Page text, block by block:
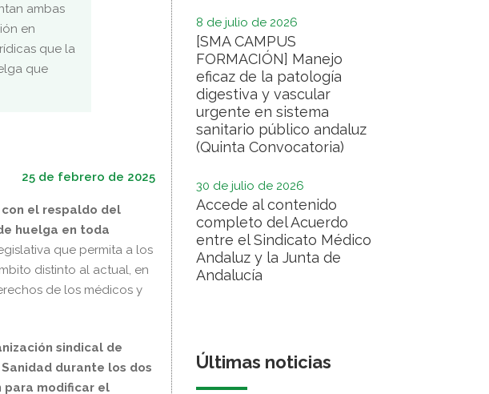
ambas
en
que la
que
25 de febrero de 2025
con el respaldo del
huelga en toda
que permita a los
distinto al actual, en
de los médicos y
sindical de
durante los dos
para modificar el
8 de julio de 2026
[SMA CAMPUS
FORMACIÓN] Manejo
eficaz de la patología
digestiva y vascular
urgente en sistema
sanitario público andaluz
(Quinta Convocatoria)
30 de julio de 2026
Accede al contenido
completo del Acuerdo
entre el Sindicato Médico
Andaluz y la Junta de
Andalucía
Últimas noticias